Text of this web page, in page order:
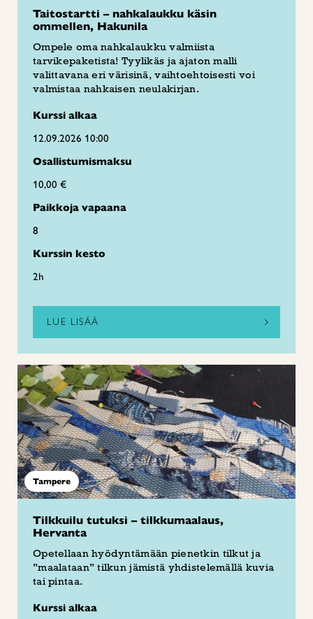
Taitostartti – nahkalaukku käsin
ommellen, Hakunila
Ompele oma nahkalaukku valmiista
tarvikepaketista! Tyylikäs ja ajaton malli
valittavana eri värisinä, vaihtoehtoisesti voi
valmistaa nahkaisen neulakirjan.
Kurssi alkaa
12.09.2026 10:00
Osallistumismaksu
10,00 €
Paikkoja vapaana
8
Kurssin kesto
2h
LUE LISÄÄ
Tampere
Tilkkuilu tutuksi – tilkkumaalaus,
Hervanta
Opetellaan hyödyntämään pienetkin tilkut ja
”maalataan” tilkun jämistä yhdistelemällä kuvia
tai pintaa.
Kurssi alkaa